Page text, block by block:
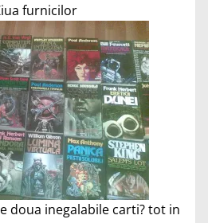
furnicilor
doua inegalabile carti? tot in